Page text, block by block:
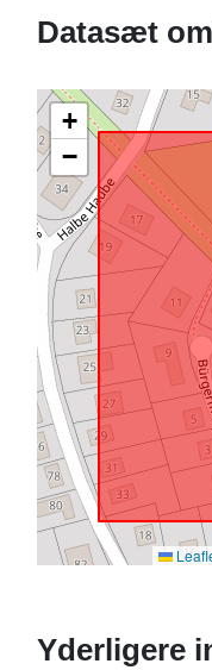
Datasæt
+
−
Yderligere